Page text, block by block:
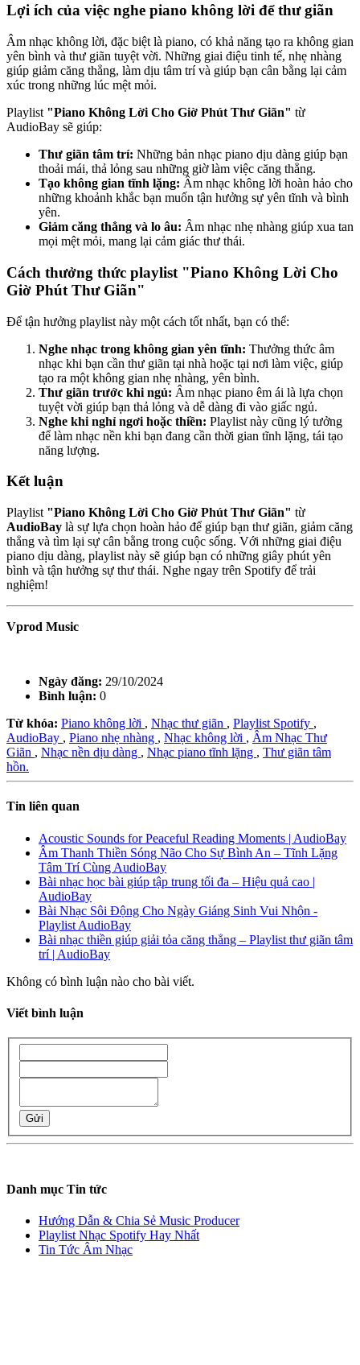
Lợi ích của việc nghe piano không lời để thư giãn
Âm nhạc không lời, đặc biệt là piano, có khả năng tạo ra không gian
yên bình và thư giãn tuyệt vời. Những giai điệu tinh tế, nhẹ nhàng
giúp giảm căng thẳng, làm dịu tâm trí và giúp bạn cân bằng lại cảm
xúc trong những lúc mệt mỏi.
Playlist "Piano Không Lời Cho Giờ Phút Thư Giãn" từ
AudioBay sẽ giúp:
Thư giãn tâm trí: Những bản nhạc piano dịu dàng giúp bạn
thoải mái, thả lỏng sau những giờ làm việc căng thẳng.
Tạo không gian tĩnh lặng: Âm nhạc không lời hoàn hảo cho
những khoảnh khắc bạn muốn tận hưởng sự yên tĩnh và bình
yên.
Giảm căng thẳng và lo âu: Âm nhạc nhẹ nhàng giúp xua tan
mọi mệt mỏi, mang lại cảm giác thư thái.
Cách thưởng thức playlist "Piano Không Lời Cho
Giờ Phút Thư Giãn"
Để tận hưởng playlist này một cách tốt nhất, bạn có thể:
Nghe nhạc trong không gian yên tĩnh: Thưởng thức âm
nhạc khi bạn cần thư giãn tại nhà hoặc tại nơi làm việc, giúp
tạo ra một không gian nhẹ nhàng, yên bình.
Thư giãn trước khi ngủ: Âm nhạc piano êm ái là lựa chọn
tuyệt vời giúp bạn thả lỏng và dễ dàng đi vào giấc ngủ.
Nghe khi nghỉ ngơi hoặc thiền: Playlist này cũng lý tưởng
để làm nhạc nền khi bạn đang cần thời gian tĩnh lặng, tái tạo
năng lượng.
Kết luận
Playlist "Piano Không Lời Cho Giờ Phút Thư Giãn" từ
AudioBay là sự lựa chọn hoàn hảo để giúp bạn thư giãn, giảm căng
thẳng và tìm lại sự cân bằng trong cuộc sống. Với những giai điệu
piano dịu dàng, playlist này sẽ giúp bạn có những giây phút yên
bình và tận hưởng sự thư thái. Nghe ngay trên Spotify để trải
nghiệm!
Vprod Music
Ngày đăng: 29/10/2024
Bình luận: 0
Từ khóa: Piano không lời , Nhạc thư giãn , Playlist Spotify ,
AudioBay , Piano nhẹ nhàng , Nhạc không lời , Âm Nhạc Thư
Giãn , Nhạc nền dịu dàng , Nhạc piano tĩnh lặng , Thư giãn tâm
hồn.
Tin liên quan
Acoustic Sounds for Peaceful Reading Moments | AudioBay
Âm Thanh Thiền Sóng Não Cho Sự Bình An – Tĩnh Lặng
Tâm Trí Cùng AudioBay
Bài nhạc học bài giúp tập trung tối đa – Hiệu quả cao |
AudioBay
Bài Nhạc Sôi Động Cho Ngày Giáng Sinh Vui Nhộn -
Playlist AudioBay
Bài nhạc thiền giúp giải tỏa căng thẳng – Playlist thư giãn tâm
trí | AudioBay
Không có bình luận nào cho bài viết.
Viết bình luận
Gửi
Danh mục Tin tức
Hướng Dẫn & Chia Sẻ Music Producer
Playlist Nhạc Spotify Hay Nhất
Tin Tức Âm Nhạc